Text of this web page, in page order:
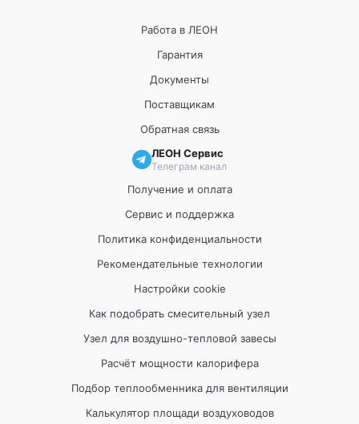
Работа в ЛЕОН
Гарантия
Документы
Поставщикам
Обратная связь
ЛЕОН Сервис
Телеграм канал
Получение и оплата
Сервис и поддержка
Политика конфиденциальности
Рекомендательные технологии
Настройки cookie
Как подобрать смесительный узел
Узел для воздушно-тепловой завесы
Расчёт мощности калорифера
Подбор теплообменника для вентиляции
Калькулятор площади воздуховодов